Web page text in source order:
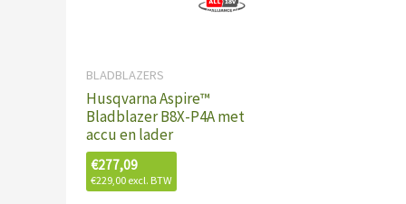
BLADBLAZERS
Husqvarna Aspire™
Bladblazer B8X-P4A met
accu en lader
€277,09
€229,00excl. BTW